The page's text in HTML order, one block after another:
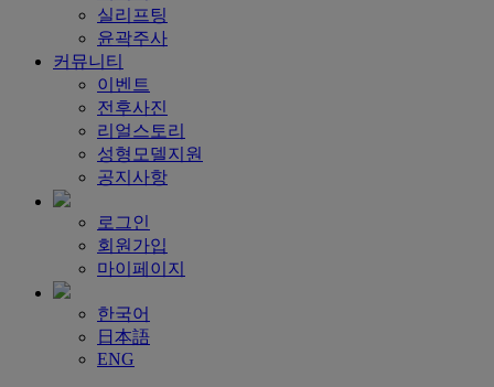
실리프팅
윤곽주사
커뮤니티
이벤트
전후사진
리얼스토리
성형모델지원
공지사항
로그인
회원가입
마이페이지
한국어
日本語
ENG